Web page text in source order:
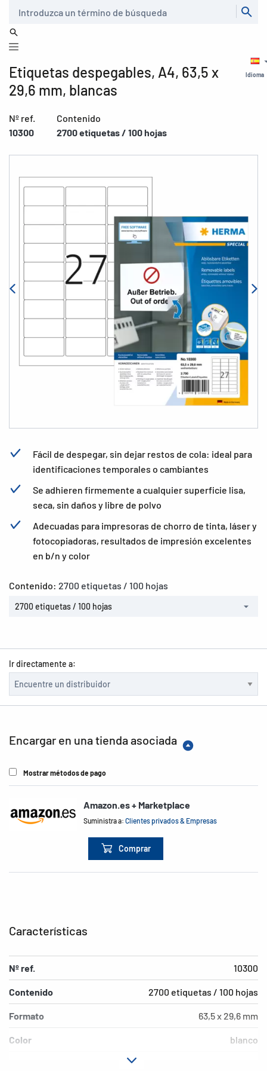
Idioma
Etiquetas despegables, A4, 63,5 x
29,6 mm, blancas
Nº ref.
10300
Contenido
2700 etiquetas / 100 hojas
Fácil de despegar, sin dejar restos de cola: ideal para
identificaciones temporales o cambiantes
Se adhieren firmemente a cualquier superficie lisa,
seca, sin daños y libre de polvo
Adecuadas para impresoras de chorro de tinta, láser y
fotocopiadoras, resultados de impresión excelentes
en b/n y color
Contenido: 2700 etiquetas / 100 hojas
2700 etiquetas / 100 hojas
Ir directamente a:
Encargar en una tienda asociada
Mostrar métodos de pago
Amazon.es + Marketplace
Suministra a:Clientes privados & Empresas
Comprar
Características
Nº ref. 10300
Contenido 2700 etiquetas / 100 hojas
Formato 63,5 x 29,6 mm
Color blanco